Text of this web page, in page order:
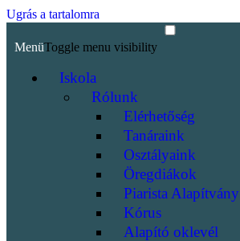
Ugrás a tartalomra
MenüToggle menu visibility
Iskola
Rólunk
Elérhetőség
Tanáraink
Osztályaink
Öregdiákok
Piarista Alapítvány
Kórus
Alapító oklevél